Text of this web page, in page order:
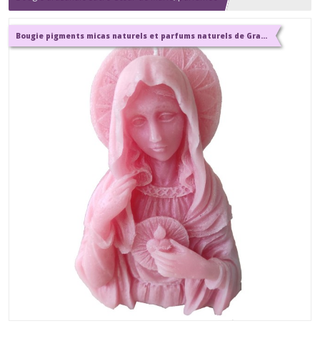
Bougie pigments micas naturels et parfums naturels de Grasse